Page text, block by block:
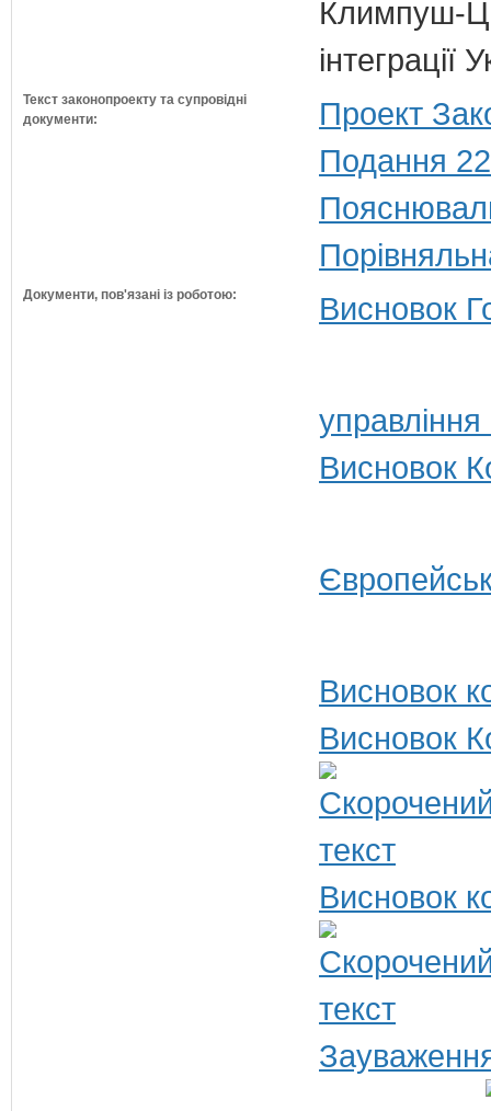
Климпуш-
Текст законопроекту та супровідні
документи:
Проект
Подання
Документи, пов'язані із роботою: Висновок
Висновок
Висновок
Висновок
Висновок